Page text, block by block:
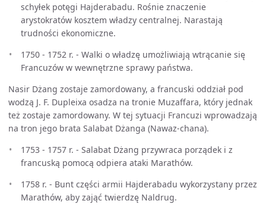
schyłek potęgi Hajderabadu. Rośnie znaczenie
arystokratów kosztem władzy centralnej. Narastają
trudności ekonomiczne.
1750 - 1752 r. - Walki o władzę umożliwiają wtrącanie się
Francuzów w wewnętrzne sprawy państwa.
Nasir Dżang zostaje zamordowany, a francuski oddział pod
wodzą J. F. Dupleixa osadza na tronie Muzaffara, który jednak
też zostaje zamordowany. W tej sytuacji Francuzi wprowadzają
na tron jego brata Salabat Dżanga (Nawaz-chana).
1753 - 1757 r. - Salabat Dżang przywraca porządek i z
francuską pomocą odpiera ataki Marathów.
1758 r. - Bunt części armii Hajderabadu wykorzystany przez
Marathów, aby zająć twierdzę Naldrug.